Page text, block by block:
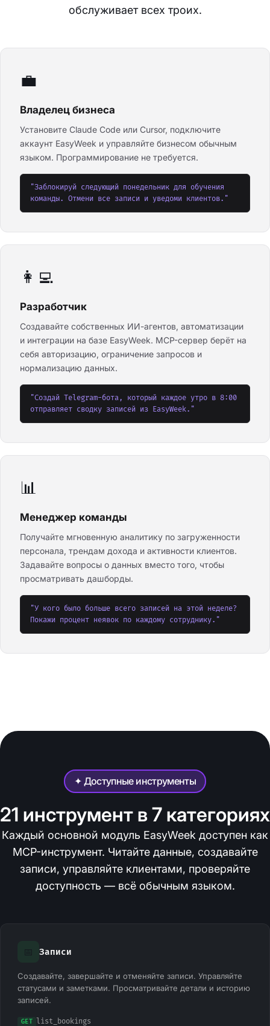
обслуживает всех троих.
💼
Владелец бизнеса
Установите Claude Code или Cursor, подключите
аккаунт EasyWeek и управляйте бизнесом обычным
языком. Программирование не требуется.
"Заблокируй следующий понедельник для обучения
команды. Отмени все записи и уведоми клиентов."
👩‍💻
Разработчик
Создавайте собственных ИИ-агентов, автоматизации
и интеграции на базе EasyWeek. MCP-сервер берёт на
себя авторизацию, ограничение запросов и
нормализацию данных.
"Создай Telegram-бота, который каждое утро в 8:00
отправляет сводку записей из EasyWeek."
📊
Менеджер команды
Получайте мгновенную аналитику по загруженности
персонала, трендам дохода и активности клиентов.
Задавайте вопросы о данных вместо того, чтобы
просматривать дашборды.
"У кого было больше всего записей на этой неделе?
Покажи процент неявок по каждому сотруднику."
✦ Доступные инструменты
21 инструмент в 7 категориях
Каждый основной модуль EasyWeek доступен как
MCP-инструмент. Читайте данные, создавайте
записи, управляйте клиентами, проверяйте
доступность — всё обычным языком.
📅 Записи
Создавайте, завершайте и отменяйте записи. Управляйте
статусами и заметками. Просматривайте детали и историю
записей.
GET list_bookings